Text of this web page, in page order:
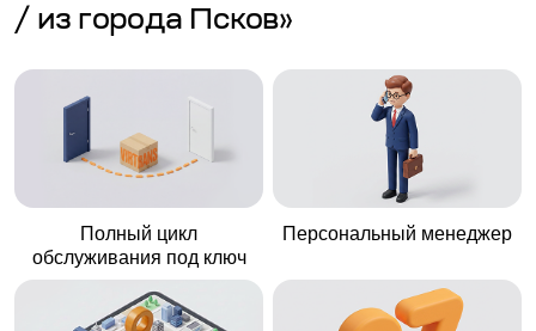
/ из города Псков»
Полный цикл
обслуживания под ключ
Персональный менеджер